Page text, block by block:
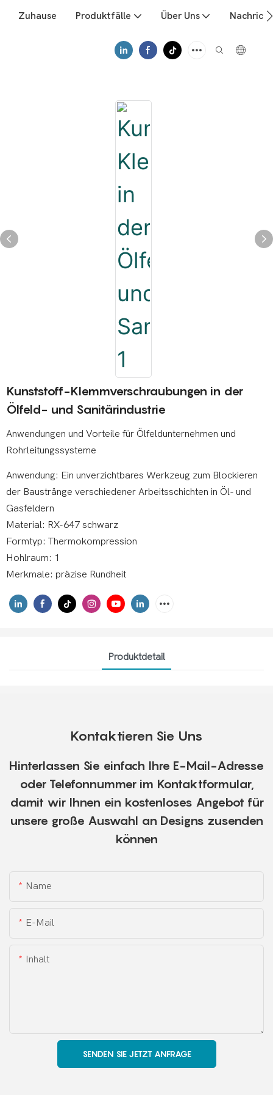
Zuhause Produktfälle Über Uns
Kunststoff-Klemmverschraubungen in der
Ölfeld- und Sanitärindustrie
Anwendungen und Vorteile für Ölfeldunternehmen und
Rohrleitungssysteme
Anwendung: Ein unverzichtbares Werkzeug zum Blockieren
der Baustränge verschiedener Arbeitsschichten in Öl- und
Gasfeldern
Material: RX-647 schwarz
Formtyp: Thermokompression
Hohlraum: 1
Merkmale: präzise Rundheit
Produktdetail
Kontaktieren Sie Uns
Hinterlassen Sie einfach Ihre E-Mail-Adresse
oder Telefonnummer im Kontaktformular,
damit wir Ihnen ein kostenloses Angebot für
unsere große Auswahl an Designs zusenden
können
Name
E-Mail
Inhalt
SENDEN SIE JETZT ANFRAGE